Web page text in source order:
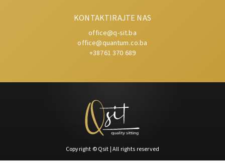
KONTAKTIRAJTE NAS
office@q-sit.ba
office@quantum.co.ba
+38761 370 689
Copyright ©Qsit | All rights reserved